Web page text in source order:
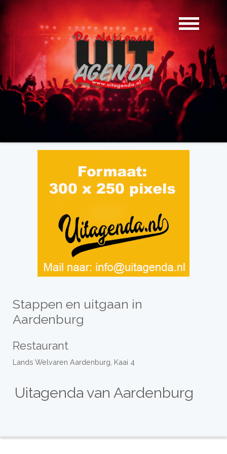
Stappen en uitgaan in
Aardenburg
Restaurant
Lands Welvaren Aardenburg, Kaai 4
Uitagenda van Aardenburg